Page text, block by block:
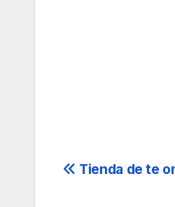
Tienda de te